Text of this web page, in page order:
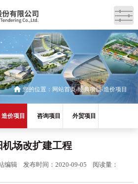
您的位置： 网站首页 经典项目 造价项目
造价项目 咨询项目 外贸项目
机场改扩建工程
编辑 发布时间：2020-09-05
阅读量：